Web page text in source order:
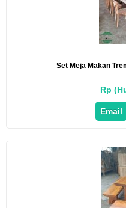
Set Meja Makan
Rp
Email